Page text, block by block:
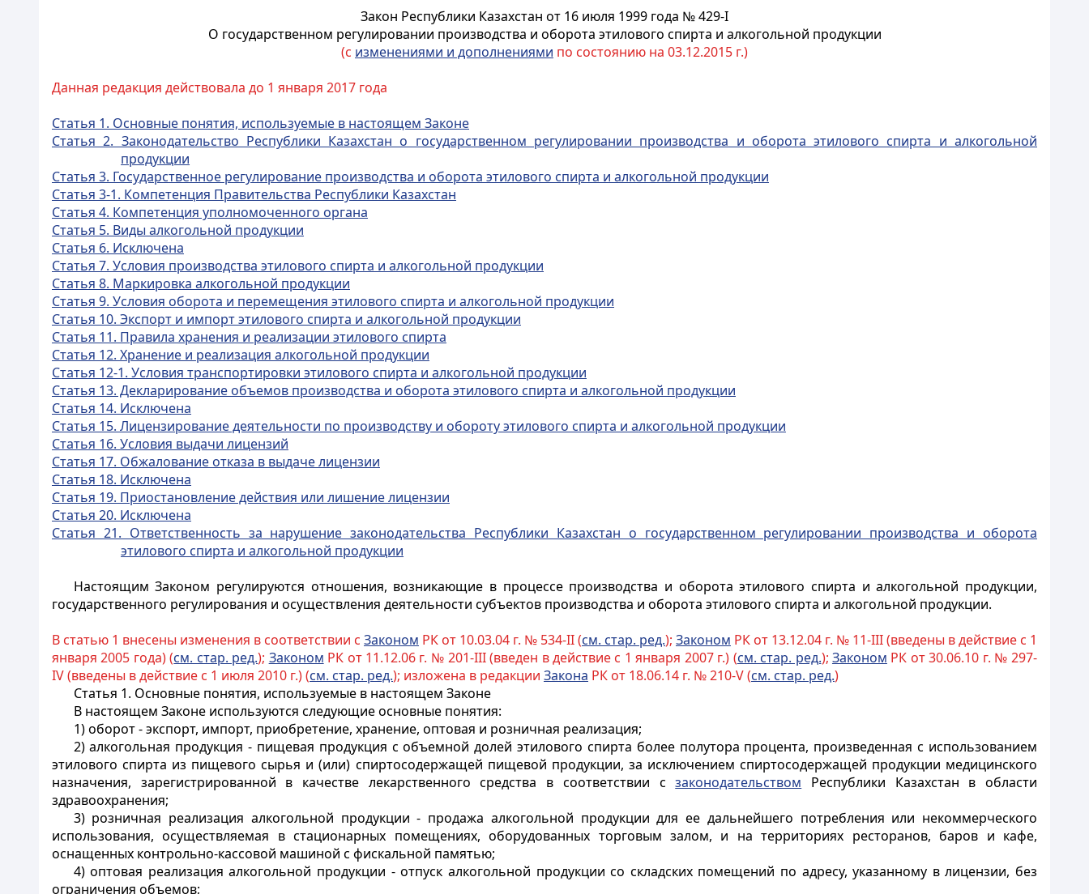
Закон Республики Казахстан от 16 июля 1999 года № 429-I
О государственном регулировании производства и оборота этилового спирта и алкогольной продукции
(с изменениями и дополнениями по состоянию на 03.12.2015 г.)
Данная редакция действовала до 1 января 2017 года
Статья 1. Основные понятия, используемые в настоящем Законе
Статья 2. Законодательство Республики Казахстан о государственном регулировании производства и оборота этилового спирта и алкогольной
продукции
Статья 3. Государственное регулирование производства и оборота этилового спирта и алкогольной продукции
Статья 3-1. Компетенция Правительства Республики Казахстан
Статья 4. Компетенция уполномоченного органа
Статья 5. Виды алкогольной продукции
Статья 6. Исключена
Статья 7. Условия производства этилового спирта и алкогольной продукции
Статья 8. Маркировка алкогольной продукции
Статья 9. Условия оборота и перемещения этилового спирта и алкогольной продукции
Статья 10. Экспорт и импорт этилового спирта и алкогольной продукции
Статья 11. Правила хранения и реализации этилового спирта
Статья 12. Хранение и реализация алкогольной продукции
Статья 12-1. Условия транспортировки этилового спирта и алкогольной продукции
Статья 13. Декларирование объемов производства и оборота этилового спирта и алкогольной продукции
Статья 14. Исключена
Статья 15. Лицензирование деятельности по производству и обороту этилового спирта и алкогольной продукции
Статья 16. Условия выдачи лицензий
Статья 17. Обжалование отказа в выдаче лицензии
Статья 18. Исключена
Статья 19. Приостановление действия или лишение лицензии
Статья 20. Исключена
Статья 21. Ответственность за нарушение законодательства Республики Казахстан о государственном регулировании производства и оборота
этилового спирта и алкогольной продукции
Настоящим Законом регулируются отношения, возникающие в процессе производства и оборота этилового спирта и алкогольной продукции,
государственного регулирования и осуществления деятельности субъектов производства и оборота этилового спирта и алкогольной продукции.
В статью 1 внесены изменения в соответствии с Законом РК от 10.03.04 г. № 534-II (см. стар. ред.); Законом РК от 13.12.04 г. № 11-III (введены в действие с 1
января 2005 года) (см. стар. ред.); Законом РК от 11.12.06 г. № 201-III (введен в действие с 1 января 2007 г.) (см. стар. ред.); Законом РК от 30.06.10 г. № 297-
IV (введены в действие с 1 июля 2010 г.) (см. стар. ред.); изложена в редакции Закона РК от 18.06.14 г. № 210-V (см. стар. ред.)
Статья 1. Основные понятия, используемые в настоящем Законе
В настоящем Законе используются следующие основные понятия:
1) оборот - экспорт, импорт, приобретение, хранение, оптовая и розничная реализация;
2) алкогольная продукция - пищевая продукция с объемной долей этилового спирта более полутора процента, произведенная с использованием
этилового спирта из пищевого сырья и (или) спиртосодержащей пищевой продукции, за исключением спиртосодержащей продукции медицинского
назначения, зарегистрированной в качестве лекарственного средства в соответствии сзаконодательством Республики Казахстан в области
здравоохранения;
3) розничная реализация алкогольной продукции - продажа алкогольной продукции для ее дальнейшего потребления или некоммерческого
использования, осуществляемая в стационарных помещениях, оборудованных торговым залом, и на территориях ресторанов, баров и кафе,
оснащенных контрольно-кассовой машиной с фискальной памятью;
4) оптовая реализация алкогольной продукции - отпуск алкогольной продукции со складских помещений по адресу, указанному в лицензии, без
ограничения объемов;